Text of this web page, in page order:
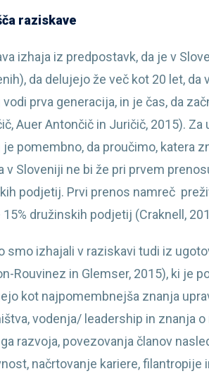
raziskave
izhaja iz predpostavk, da je v
da delujejo že več kot 20 let,
prva generacija, in je čas, da
Auer Antončič in Juričič, 2015).
pomembno, da proučimo, katera
v Sloveniji ne bi že pri prvem
podjetij. Prvi prenos namreč
15% družinskih podjetij (Craknell,
smo izhajali v raziskavi tudi iz
Rouvinez in Glemser, 2015), ki je
kot najpomembnejša znanja
vodenja/ leadership in znanja
razvoja, povezovanja članov
načrtovanje kariere,